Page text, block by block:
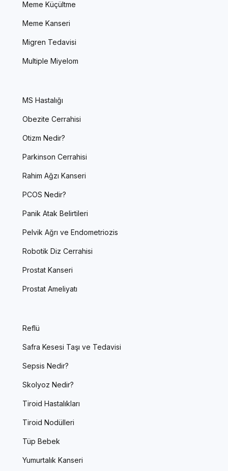
Meme Küçültme
Meme Kanseri
Migren Tedavisi
Multiple Miyelom
MS Hastalığı
Obezite Cerrahisi
Otizm Nedir?
Parkinson Cerrahisi
Rahim Ağzı Kanseri
PCOS Nedir?
Panik Atak Belirtileri
Pelvik Ağrı ve Endometriozis
Robotik Diz Cerrahisi
Prostat Kanseri
Prostat Ameliyatı
Reflü
Safra Kesesi Taşı ve Tedavisi
Sepsis Nedir?
Skolyoz Nedir?
Tiroid Hastalıkları
Tiroid Nodülleri
Tüp Bebek
Yumurtalık Kanseri